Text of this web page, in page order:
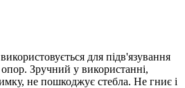
для підв'язування
Зручний у використанні,
не пошкоджує стебла. Не гниє і